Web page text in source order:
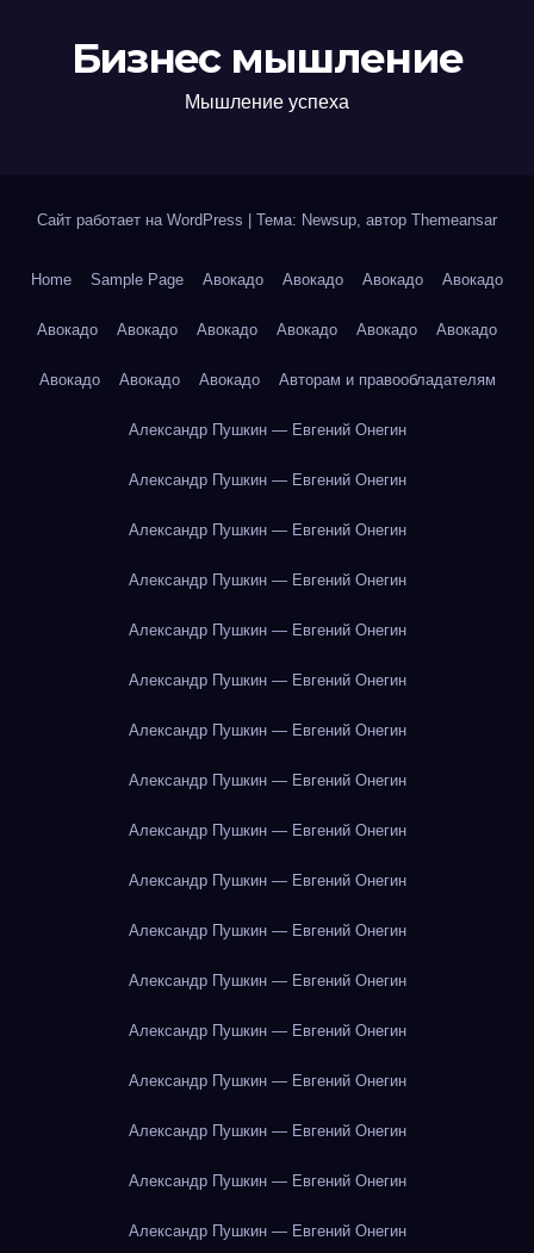
Бизнес мышление
Мышление успеха
Сайт работает на WordPress Тема: Newsup, автор Themeansar
Home Sample Page Авокадо Авокадо Авокадо Авокадо
Авокадо Авокадо Авокадо Авокадо Авокадо Авокадо
Авокадо Авокадо Авокадо Авторам и правообладателям
Александр Пушкин — Евгений Онегин
Александр Пушкин — Евгений Онегин
Александр Пушкин — Евгений Онегин
Александр Пушкин — Евгений Онегин
Александр Пушкин — Евгений Онегин
Александр Пушкин — Евгений Онегин
Александр Пушкин — Евгений Онегин
Александр Пушкин — Евгений Онегин
Александр Пушкин — Евгений Онегин
Александр Пушкин — Евгений Онегин
Александр Пушкин — Евгений Онегин
Александр Пушкин — Евгений Онегин
Александр Пушкин — Евгений Онегин
Александр Пушкин — Евгений Онегин
Александр Пушкин — Евгений Онегин
Александр Пушкин — Евгений Онегин
Александр Пушкин — Евгений Онегин